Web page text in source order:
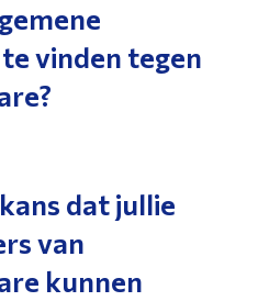
vinden tegen
dat jullie
van
kunnen